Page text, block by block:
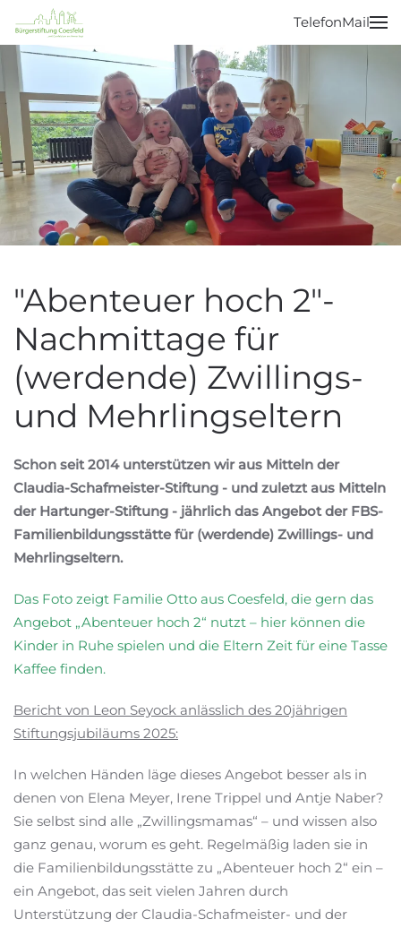
Zum Hauptinhalt springen
TelefonMail
"Abenteuer hoch 2"-
Nachmittage für
(werdende) Zwillings-
und Mehrlingseltern
Schon seit 2014 unterstützen wir aus Mitteln der
Claudia-Schafmeister-Stiftung - und zuletzt aus Mitteln
der Hartunger-Stiftung - jährlich das Angebot der FBS-
Familienbildungsstätte für (werdende) Zwillings- und
Mehrlingseltern.
Das Foto zeigt Familie Otto aus Coesfeld, die gern das
Angebot „Abenteuer hoch 2“ nutzt – hier können die
Kinder in Ruhe spielen und die Eltern Zeit für eine Tasse
Kaffee finden.
Bericht von Leon Seyock anlässlich des 20jährigen
Stiftungsjubiläums 2025:
In welchen Händen läge dieses Angebot besser als in
denen von Elena Meyer, Irene Trippel und Antje Naber?
Sie selbst sind alle „Zwillingsmamas“ – und wissen also
ganz genau, worum es geht. Regelmäßig laden sie in
die Familienbildungsstätte zu „Abenteuer hoch 2“ ein –
ein Angebot, das seit vielen Jahren durch
Unterstützung der Claudia-Schafmeister- und der